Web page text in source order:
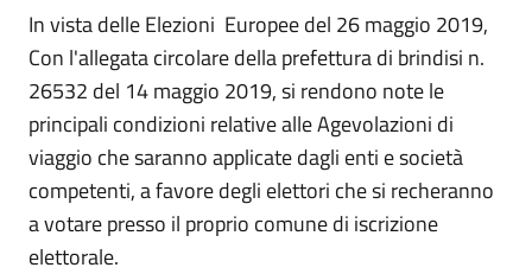
In vista delle Elezioni Europee del 26 maggio 2019,
Con l'allegata circolare della prefettura di brindisi n.
26532 del 14 maggio 2019, si rendono note le
principali condizioni relative alle Agevolazioni di
viaggio che saranno applicate dagli enti e società
competenti, a favore degli elettori che si recheranno
a votare presso il proprio comune di iscrizione
elettorale.